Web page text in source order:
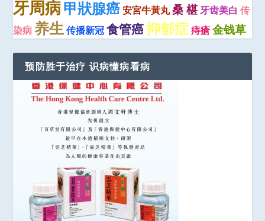
牙周病甲狀腺癌 安宮牛黃丸桑 椹牙齿美白 传
染病 养生 传播新冠 食管癌抑郁症 痔瘡 金钱草
预防胜于治疗 识病懂病看病